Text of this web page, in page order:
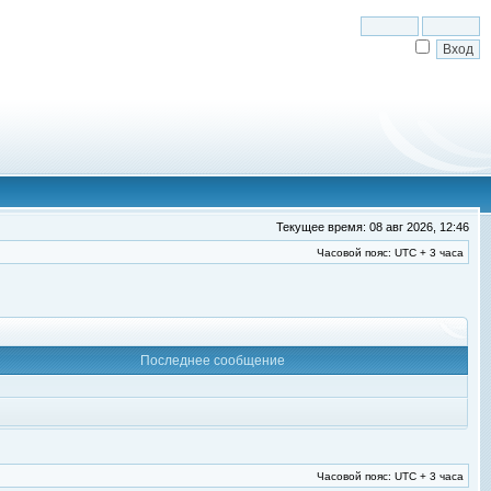
Текущее время: 08 авг 2026, 12:46
Часовой пояс: UTC + 3 часа
Последнее сообщение
Часовой пояс: UTC + 3 часа